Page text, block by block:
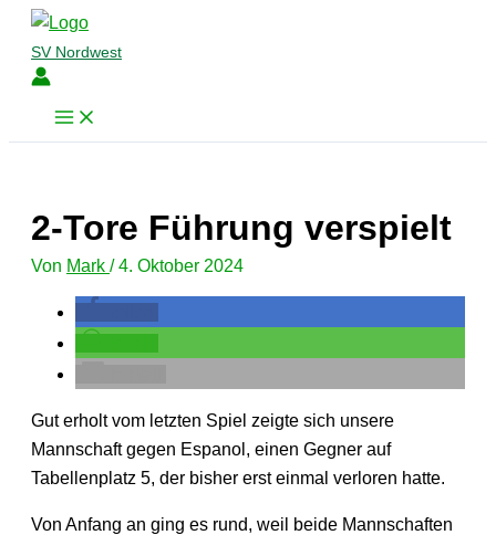
Zum
Inhalt
springen
SV Nordwest
2-Tore Führung verspielt
Von Mark /4. Oktober 2024
Gut erholt vom letzten Spiel zeigte sich unsere
Mannschaft gegen Espanol, einen Gegner auf
Tabellenplatz 5, der bisher erst einmal verloren hatte.
Von Anfang an ging es rund, weil beide Mannschaften